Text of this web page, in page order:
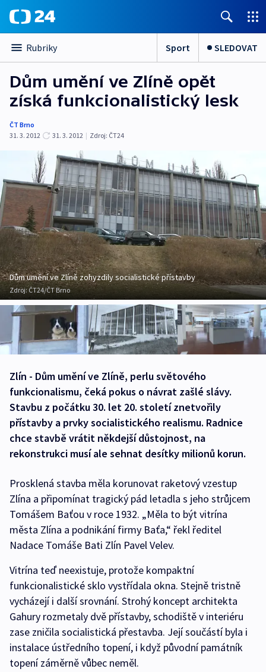
Rubriky Sport SLEDOVAT
Dům umění ve Zlíně opět
získá funkcionalistický lesk
ČT Brno
31. 3. 2012
31. 3. 2012 | Zdroj: ČT24
Dům umění ve Zlíně zohyzdily socialistické přístavby
Zdroj: ČT24/ČT Brno
Zlín - Dům umění ve Zlíně, perlu světového
funkcionalismu, čeká pokus o návrat zašlé slávy.
Stavbu z počátku 30. let 20. století znetvořily
přístavby a prvky socialistického realismu. Radnice
chce stavbě vrátit někdejší důstojnost, na
rekonstrukci musí ale sehnat desítky milionů korun.
Prosklená stavba měla korunovat raketový vzestup
Zlína a připomínat tragický pád letadla s jeho strůjcem
Tomášem Baťou v roce 1932. „Měla to být vitrína
města Zlína a podnikání firmy Baťa,“ řekl ředitel
Nadace Tomáše Bati Zlín Pavel Velev.
Vitrína teď neexistuje, protože kompaktní
funkcionalistické sklo vystřídala okna. Stejně tristně
vycházejí i další srovnání. Strohý koncept architekta
Gahury rozmetaly dvě přístavby, schodiště v interiéru
zase zničila socialistická přestavba. Její součástí byla i
instalace ústředního topení, i když původní památník
topení záměrně vůbec neměl.